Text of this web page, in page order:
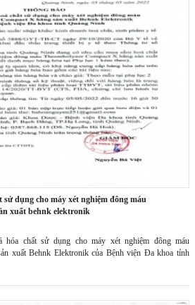
xuất behnk elektronik
chất sử dụng cho máy xét nghiệm đông máu
xuất Behnk Elektronik của Bệnh viện Đa khoa tỉnh